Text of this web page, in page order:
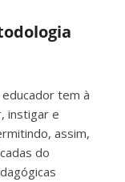
tem à
instigar e
assim,
do